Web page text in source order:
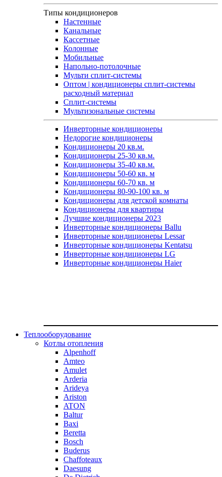
Типы кондиционеров
Настенные
Канальные
Кассетные
Колонные
Мобильные
Напольно-потолочные
Мульти сплит-системы
Оптом | кондиционеры сплит-системы
расходный материал
Сплит-системы
Мультизональные системы
Инверторные кондиционеры
Недорогие кондиционеры
Кондиционеры 20 кв.м.
Кондиционеры 25-30 кв.м.
Кондиционеры 35-40 кв.м.
Кондиционеры 50-60 кв. м
Кондиционеры 60-70 кв. м
Кондиционеры 80-90-100 кв. м
Кондиционеры для детской комнаты
Кондиционеры для квартиры
Лучшие кондиционеры 2023
Инверторные кондиционеры Ballu
Инверторные кондиционеры Lessar
Инверторные кондиционеры Kentatsu
Инверторные кондиционеры LG
Инверторные кондиционеры Haier
Теплооборудование
Котлы отопления
Alpenhoff
Amteo
Amulet
Arderia
Arideya
Ariston
ATON
Baltur
Baxi
Beretta
Bosch
Buderus
Chaffoteaux
Daesung